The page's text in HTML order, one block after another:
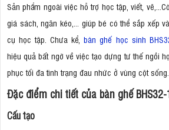
Sản phẩm ngoài việc hỗ trợ học tập, viết,
giá sách, ngăn kéo,... giúp bé có thể sắp xếp
cụ học tập. Chưa kể,bàn ghế học sinh
hiệu quả bất ngờ về việc tạo dựng tư thế ngồi
phục tối đa tình trạng đau nhức ở vùng cột sống.
Đặc điểm chi tiết của bàn ghế BHS32-
Cấu tạo